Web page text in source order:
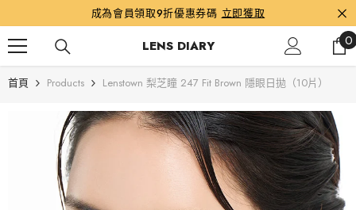
成為會員領取9折優惠券碼 立即獲取
LENS DIARY 00
首頁 Products Lenstown 梨芝瞳 247 Fit Brown 隱眼日拋（10片）